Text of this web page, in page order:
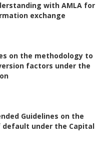
with AMLA for
exchange
on the methodology to
factors under the
Guidelines on the
under the Capital